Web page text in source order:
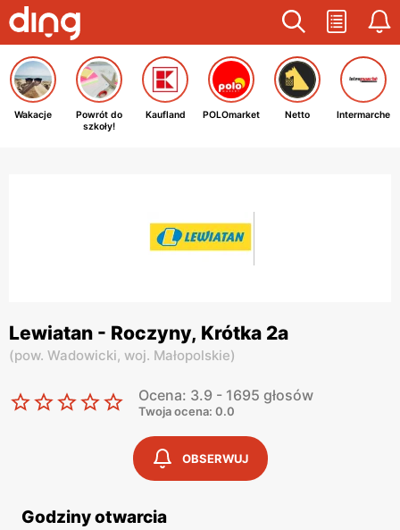
Wakacje
Powrót do
szkoły!
Kaufland POLOmarket Netto Intermarche
Lewiatan - Roczyny, Krótka 2a
(pow. Wadowicki, woj. Małopolskie)
Ocena: 3.9 - 1695 głosów
Twoja ocena: 0.0
OBSERWUJ
Godziny otwarcia